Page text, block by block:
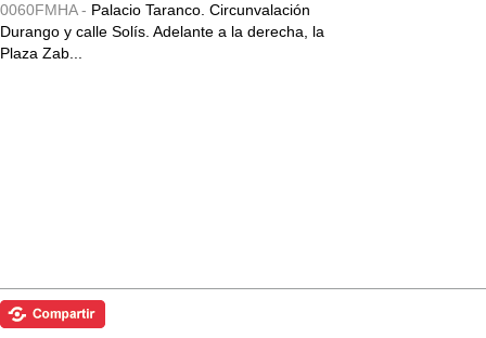
0060FMHA - Palacio Taranco. Circunvalación
Durango y calle Solís. Adelante a la derecha, la
Plaza Zab...